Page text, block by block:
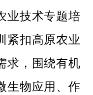
业技术专题培
紧扣高原农业
求，围绕有机
生物应用、作